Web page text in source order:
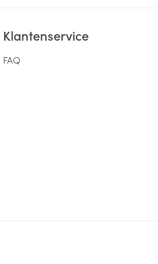
Klantenservice
FAQ